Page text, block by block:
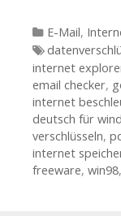
Kategorien
E-Mail,
Tags
internet
email checker,
internet
deutsch für
verschlüsseln,
internet
freeware, win98,